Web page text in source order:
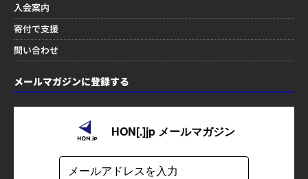
入会案内
寄付で支援
問い合わせ
メールマガジンに登録する